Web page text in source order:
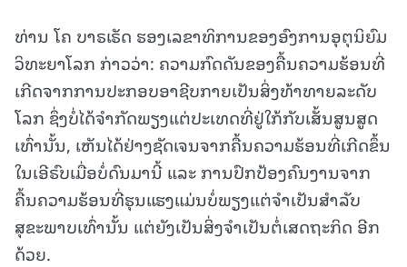
ທ່ານ ໂຄ ບາຣເຣັດ ຮອງເລຂາທິການຂອງອົງການອຸຕຸນິຍົມ
ວິທະຍາໂລກ ກ່າວວ່າ: ຄວາມກົດດັນຂອງຄື້ນຄວາມຮ້ອນທີ່
ເກີດຈາກການປະກອບອາຊີບກາຍເປັນສິ່ງທ້າທາຍລະດັບ
ໂລກ ຊຶ່ງບໍ່ໄດ້ຈໍາກັດພຽງແຕ່ປະເທດທີ່ຢູ່ໃກ້ກັບເສັ້ນສູນສູດ
ເທົ່ານັ້ນ, ເຫັນໄດ້ຢ່າງຊັດເຈນຈາກຄື້ນຄວາມຮ້ອນທີ່ເກີດຂຶ້ນ
ໃນເອີຣົບເມື່ອບໍ່ດົນມານີ້ ແລະ ການປົກປ້ອງຄົນງານຈາກ
ຄື້ນຄວາມຮ້ອນທີ່ຮຸນແຮງແມ່ນບໍ່ພຽງແຕ່ຈໍາເປັນສໍາລັບ
ສຸຂະພາບເທົ່ານັ້ນ ແຕ່ຍັງເປັນສິ່ງຈໍາເປັນຕໍ່ເສດຖະກິດ ອີກ
ດ້ວຍ.